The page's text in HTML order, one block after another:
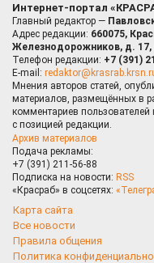
Интернет-портал
Главный редактор —
Адрес редакции: 660075,
Железнодорожников, д. 17,
Телефон редакции: +7 (391)
E-mail:
Мнения авторов статей,
материалов, размещённых в
комментариев
с позицией редакции.
Архив материалов
Подача рекламы:
+7 (391) 211-56-88
Подписка на новости: RSS
«Красраб» в соцсетях:
Карта сайта
Все новости
Правила общения
Политика